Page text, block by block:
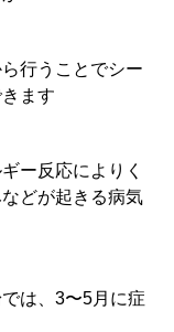
行うことでシー
ます
ー反応によりく
どが起きる病気
は、3〜5月に症